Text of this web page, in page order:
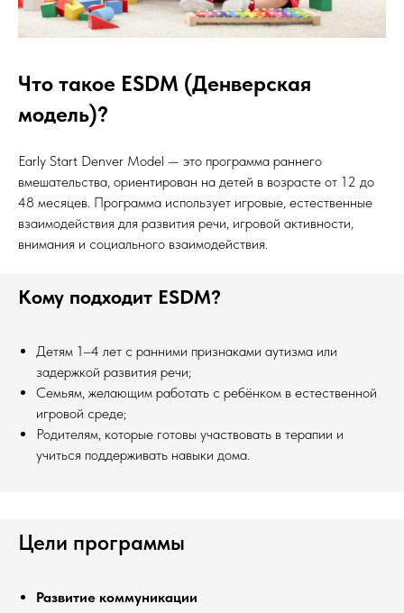
Что такое ESDM (Денверская
модель)?
Early Start Denver Model — это программа раннего
вмешательства, ориентирован на детей в возрасте от 12 до
48 месяцев. Программа использует игровые, естественные
взаимодействия для развития речи, игровой активности,
внимания и социального взаимодействия.
Кому подходит ESDM?
Детям 1–4 лет с ранними признаками аутизма или
задержкой развития речи;
Семьям, желающим работать с ребёнком в естественной
игровой среде;
Родителям, которые готовы участвовать в терапии и
учиться поддерживать навыки дома.
Цели программы
Развитие коммуникации